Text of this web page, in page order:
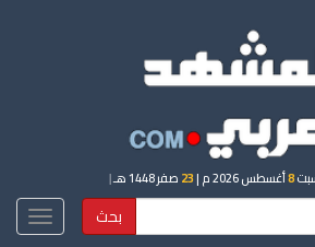
8أغسطس 2026 م | 23 صفر 1448 هـ |
بحث